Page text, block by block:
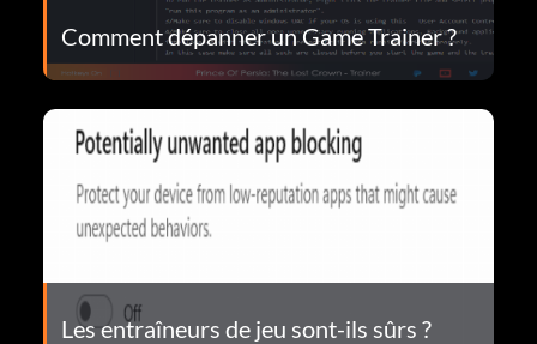
Comment dépanner un Game Trainer ?
Les entraîneurs de jeu sont-ils sûrs ?